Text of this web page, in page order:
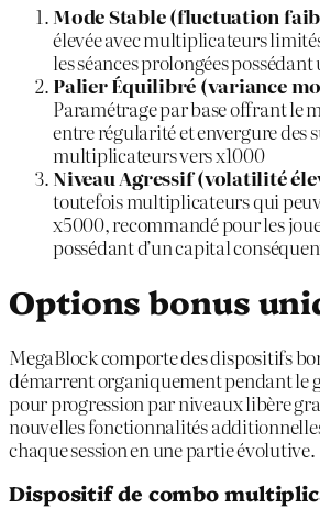
Mode Stable (fluctuation
élevée avec multiplicateurs
les séances prolongées
Palier Équilibré (variance
Paramétrage par base offrant le
entre régularité et envergure des
multiplicateurs vers x1000
Niveau Agressif (volatilité
toutefois multiplicateurs qui
x5000, recommandé pour les
possédant d’un capital
Options bonus
MegaBlock comporte des dispositifs
démarrent organiquement pendant le
pour progression par niveaux libère
nouvelles fonctionnalités
chaque session en une partie évolutive.
Dispositif de combo